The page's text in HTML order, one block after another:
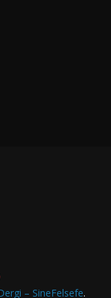
– SineFelsefe.